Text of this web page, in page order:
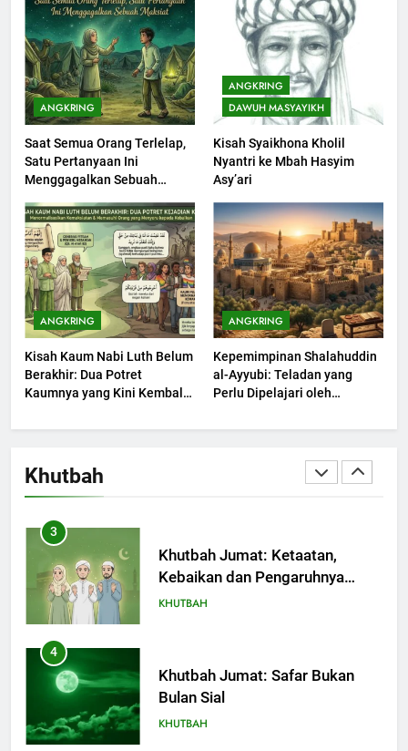
ANGKRING
Saat Semua Orang Terlelap,
Satu Pertanyaan Ini
Menggagalkan Sebuah
ANGKRING
DAWUH MASYAYIKH
Kisah Syaikhona Kholil
Nyantri ke Mbah Hasyim
Asy’ari
ANGKRING
Kisah Kaum Nabi Luth Belum
Berakhir: Dua Potret
Kaumnya yang Kini Kembali
ANGKRING
Kepemimpinan Shalahuddin
al-Ayyubi: Teladan yang
Perlu Dipelajari oleh
(2)
Khutbah
202
Khutbah Jumat : Supaya Amal
Bisa Diterima
KHUTBAH
203
Muharram Bulan Bersejarah
KHUTBAH
1
Khutbah Jumat: Mengapa Orang
Dengki Tak Akan Pernah
Berjaya?
KHUTBAH
Khutbah Jumat: Melihat
Limpahan Nikmat Allah
3
Khutbah Jumat: Ketaatan,
Kebaikan dan Pengaruhnya
dalam Jiwa Manusia
KHUTBAH
4
Khutbah Jumat: Safar Bukan
Bulan Sial
KHUTBAH